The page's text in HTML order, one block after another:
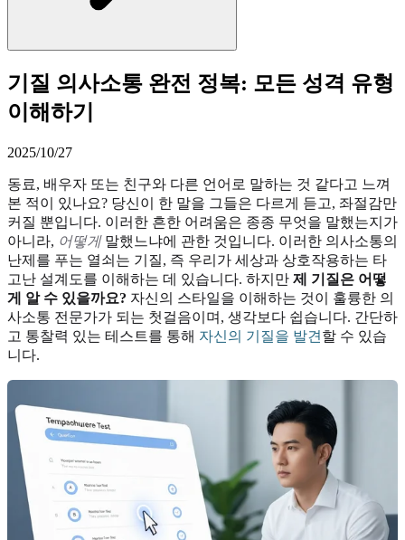
기질 의사소통 완전 정복: 모든 성격 유형
이해하기
2025/10/27
동료, 배우자 또는 친구와 다른 언어로 말하는 것 같다고 느껴
본 적이 있나요? 당신이 한 말을 그들은 다르게 듣고, 좌절감만
커질 뿐입니다. 이러한 흔한 어려움은 종종 무엇을 말했는지가
아니라, 어떻게말했느냐에 관한 것입니다. 이러한 의사소통의
난제를 푸는 열쇠는 기질, 즉 우리가 세상과 상호작용하는 타
고난 설계도를 이해하는 데 있습니다. 하지만 제 기질은 어떻
게 알 수 있을까요? 자신의 스타일을 이해하는 것이 훌륭한 의
사소통 전문가가 되는 첫걸음이며, 생각보다 쉽습니다. 간단하
고 통찰력 있는 테스트를 통해 자신의 기질을 발견 할 수 있습
니다.